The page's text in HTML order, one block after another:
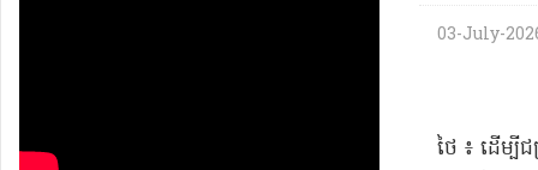
03-July-
ថៃ ៖ ដើម្